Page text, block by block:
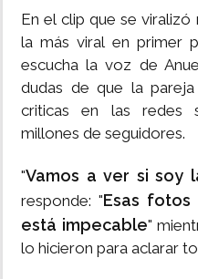
En el clip que se viralizó
la más viral en primer
escucha la voz de
dudas de que la
criticas en las redes
millones de seguidores.
"Vamos a ver si soy
responde: "Esas fotos
está impecable"
lo hicieron para aclarar